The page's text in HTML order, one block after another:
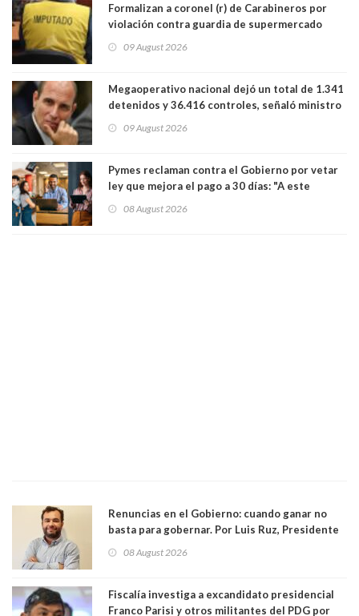
Formalizan a coronel (r) de Carabineros por
violación contra guardia de supermercado
09 August 2026
Megaoperativo nacional dejó un total de 1.341
detenidos y 36.416 controles, señaló ministro
09 August 2026
Pymes reclaman contra el Gobierno por vetar
ley que mejora el pago a 30 días: "A este
medianas empresas"
08 August 2026
Renuncias en el Gobierno: cuando ganar no
basta para gobernar. Por Luis Ruz, Presidente
08 August 2026
Fiscalía investiga a excandidato presidencial
Franco Parisi y otros militantes del PDG por